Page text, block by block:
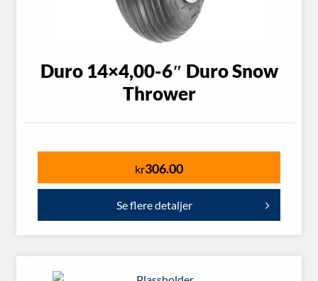
Duro 14×4,00-6″ Duro Snow
Thrower
kr306.00
Se flere detaljer